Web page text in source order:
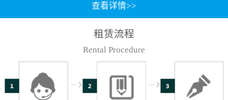
查看详情>>
租赁流程
Rental Procedure